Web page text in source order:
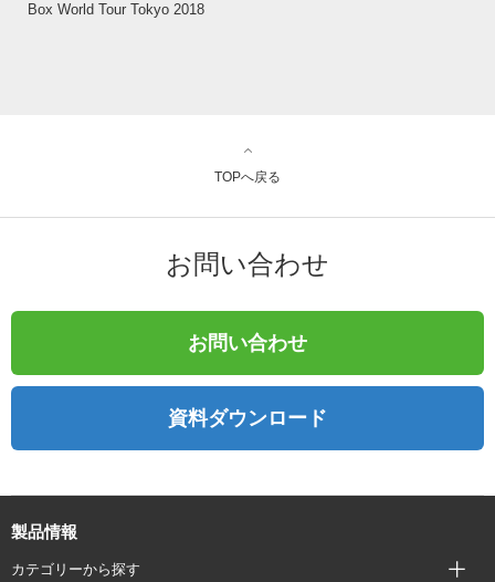
Box World Tour Tokyo 2018
TOPへ戻る
お問い合わせ
お問い合わせ
資料ダウンロード
製品情報
カテゴリーから探す